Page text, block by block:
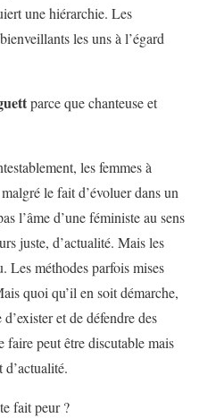
une hiérarchie. Les
les uns à l’égard
parce que chanteuse et
les femmes à
le fait d’évoluer dans un
l’âme d’une féministe au sens
juste, d’actualité. Mais les
Les méthodes parfois mises
quoi qu’il en soit démarche,
et de défendre des
faire peut être discutable mais
fait peur ?